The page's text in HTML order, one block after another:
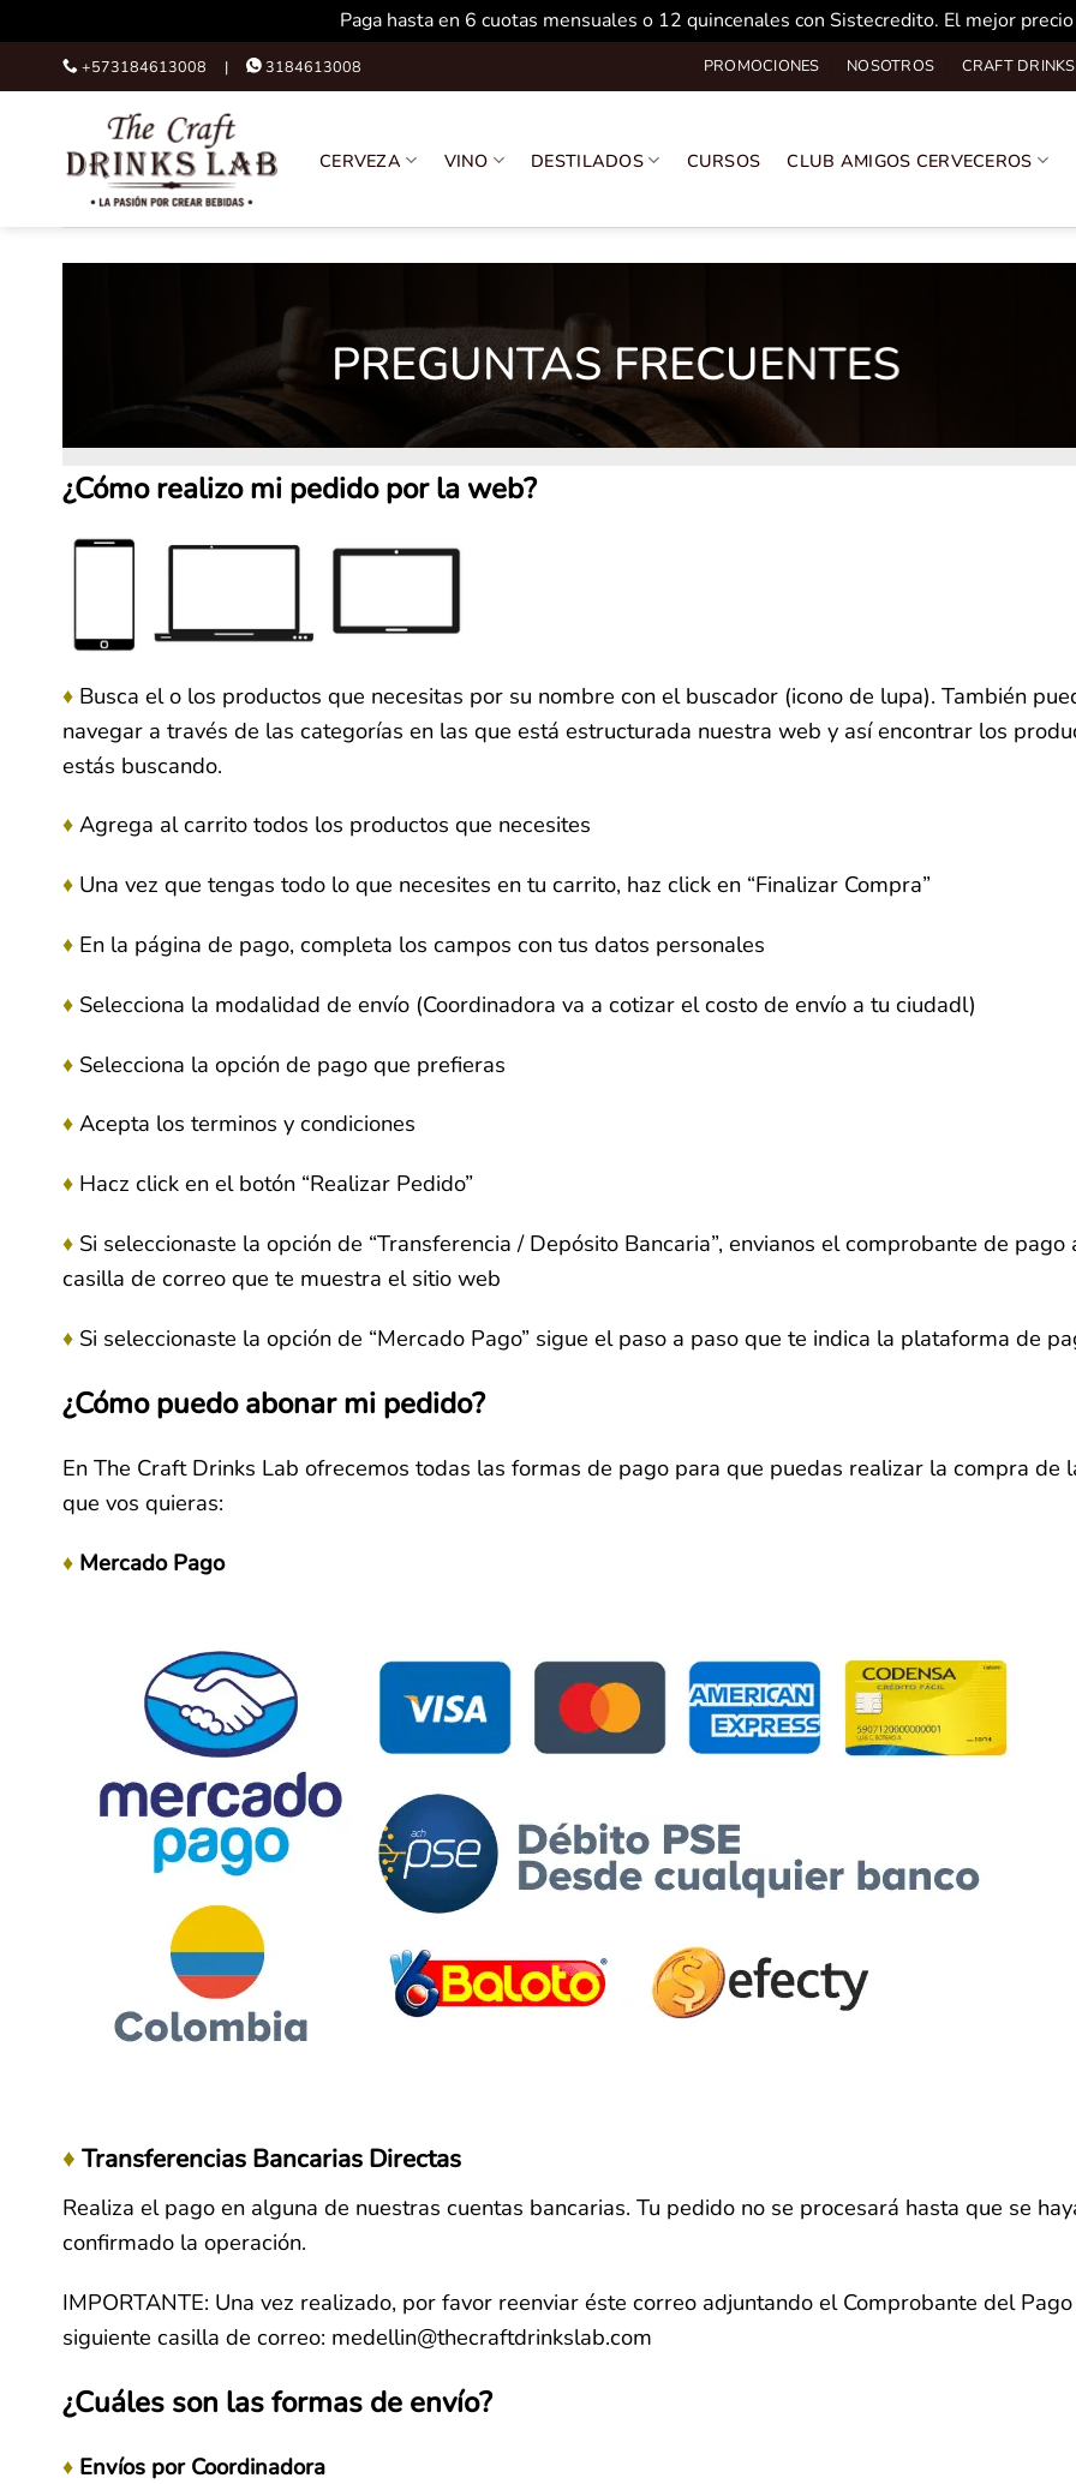
Paga hasta en 6 cuotas mensuales o 12 quincenales con Sistecredito. El mejor
to
+573184613008 | 3184613008 PROMOCIONES NOSOTROS CRAFT
CERVEZA VINO DESTILADOS CURSOS CLUB AMIGOS CERVECEROS
PREGUNTAS FRECUENTES
¿Cómo realizo mi pedido por la web?
♦ Busca el o los productos que necesitas por su nombre con el buscador (icono de lupa). También
navegar a través de las categorías en las que está estructurada nuestra web y así encontrar los
estás buscando.
♦ Agrega al carrito todos los productos que necesites
♦ Una vez que tengas todo lo que necesites en tu carrito, haz click en “Finalizar Compra”
♦ En la página de pago, completa los campos con tus datos personales
♦ Selecciona la modalidad de envío (Coordinadora va a cotizar el costo de envío a tu ciudadl)
♦ Selecciona la opción de pago que prefieras
♦ Acepta los terminos y condiciones
♦ Hacz click en el botón “Realizar Pedido”
♦ Si seleccionaste la opción de “Transferencia / Depósito Bancaria”, envianos el comprobante de pago
casilla de correo que te muestra el sitio web
♦ Si seleccionaste la opción de “Mercado Pago” sigue el paso a paso que te indica la plataforma de
¿Cómo puedo abonar mi pedido?
En The Craft Drinks Lab ofrecemos todas las formas de pago para que puedas realizar la compra de
que vos quieras:
♦ Mercado Pago
♦ Transferencias Bancarias Directas
Realiza el pago en alguna de nuestras cuentas bancarias. Tu pedido no se procesará hasta que se
confirmado la operación.
IMPORTANTE: Una vez realizado, por favor reenviar éste correo adjuntando el Comprobante del
siguiente casilla de correo: medellin@thecraftdrinkslab.com
¿Cuáles son las formas de envío?
♦ Envíos por Coordinadora